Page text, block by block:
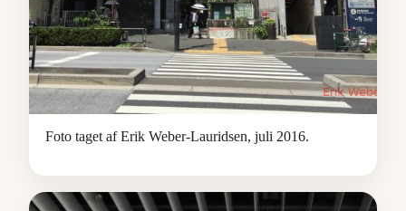
Foto taget af Erik Weber-Lauridsen, juli 2016.